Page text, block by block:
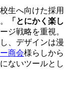
生へ向けた採用
「とにかく楽し
ジ戦略を重視。
、デザインは漫
商会様らしから
ないツールとし